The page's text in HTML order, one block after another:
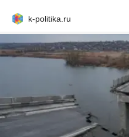
k-politika.ru